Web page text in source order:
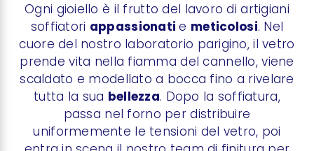
Ogni gioiello è il frutto del lavoro di artigiani
soffiatori appassionatie meticolosi. Nel
cuore del nostro laboratorio parigino, il vetro
prende vita nella fiamma del cannello, viene
scaldato e modellato a bocca fino a rivelare
tutta la sua bellezza. Dopo la soffiatura,
passa nel forno per distribuire
uniformemente le tensioni del vetro, poi